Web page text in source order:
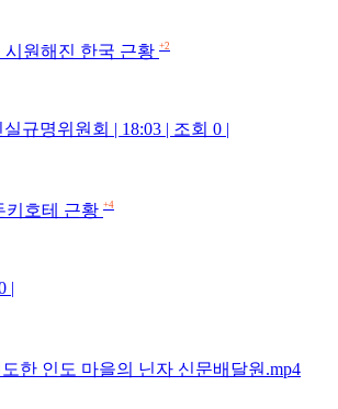
시원해진 한국 근황 +2
규명위원회 | 18:03 | 조회 0 |
키호테 근황 +4
|
한 인도 마을의 닌자 신문배달원.mp4